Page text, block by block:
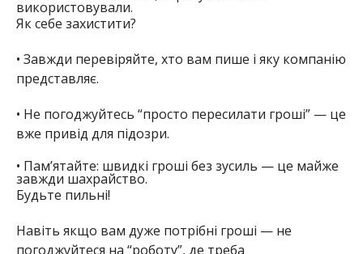
використовували.
Як себе захистити?
• Завжди перевіряйте, хто вам пише і яку компанію
представляє.
• Не погоджуйтесь “просто пересилати гроші” — це
вже привід для підозри.
• Пам’ятайте: швидкі гроші без зусиль — це майже
завжди шахрайство.
Будьте пильні!
Навіть якщо вам дуже потрібні гроші — не
погоджуйтеся на “роботу”, де треба